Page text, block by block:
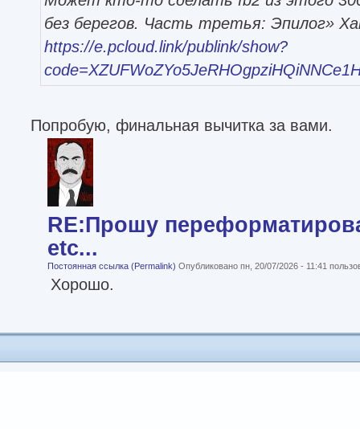
без берегов. Часть третья: Эпилог»
https://e.pcloud.link/publink/show?
Попробую, финальная вычитка за вами.
RE:Прошу
etc...
Постоянная ссылка (Permalink) Опубликовано пн, 20/07/2026 - 11:41
Хорошо.